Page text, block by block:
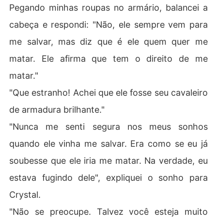
Pegando minhas roupas no armário, balancei a
cabeça e respondi: "Não, ele sempre vem para
me salvar, mas diz que é ele quem quer me
matar. Ele afirma que tem o direito de me
matar."
"Que estranho! Achei que ele fosse seu cavaleiro
de armadura brilhante."
"Nunca me senti segura nos meus sonhos
quando ele vinha me salvar. Era como se eu já
soubesse que ele iria me matar. Na verdade, eu
estava fugindo dele", expliquei o sonho para
Crystal.
"Não se preocupe. Talvez você esteja muito